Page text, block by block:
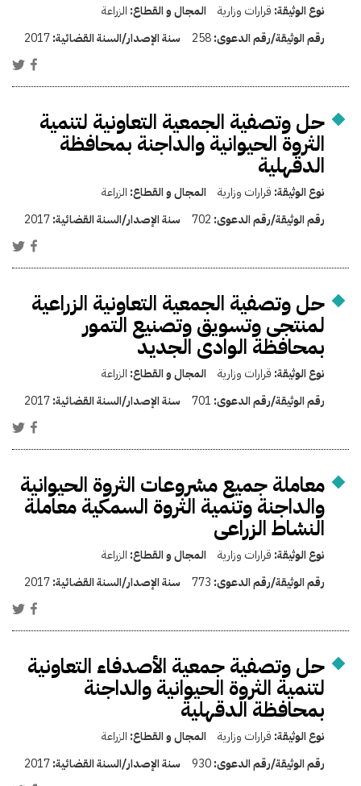
نوع الوثيقة: قرارات وزارية المجال و القطاع: الزراعة
رقم الوثيقة/رقم الدعوى:258 سنة الإصدار/السنة القضائية:2017
حل وتصفية الجمعية التعاونية لتنمية
الثروة الحيوانية والداجنة بمحافظة
الدقهلية
نوع الوثيقة: قرارات وزارية المجال و القطاع: الزراعة
رقم الوثيقة/رقم الدعوى: 702 سنة الإصدار/السنة القضائية:2017
حل وتصفية الجمعية التعاونية الزراعية
لمنتجى وتسويق وتصنيع التمور
بمحافظة الوادى الجديد
نوع الوثيقة: قرارات وزارية المجال و القطاع: الزراعة
رقم الوثيقة/رقم الدعوى: 701 سنة الإصدار/السنة القضائية:2017
معاملة جميع مشروعات الثروة الحيوانية
والداجنة وتنمية الثروة السمكية معاملة
النشاط الزراعى
نوع الوثيقة: قرارات وزارية المجال و القطاع: الزراعة
رقم الوثيقة/رقم الدعوى: 773 سنة الإصدار/السنة القضائية:2017
حل وتصفية جمعية الأصدفاء التعاونية
لتنمية الثروة الحيوانية والداجنة
بمحافظة الدقهلية
نوع الوثيقة: قرارات وزارية المجال و القطاع: الزراعة
رقم الوثيقة/رقم الدعوى:930 سنة الإصدار/السنة القضائية:2017